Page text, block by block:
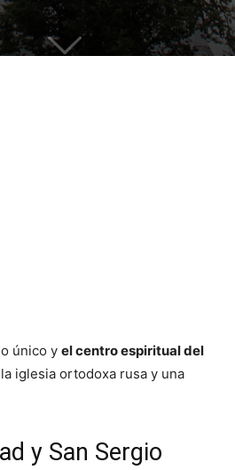
único y el centro espiritual del
iglesia ortodoxa rusa y una
y San Sergio